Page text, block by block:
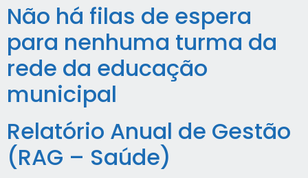
Não há filas de espera
para nenhuma turma da
rede da educação
municipal
Relatório Anual de Gestão
(RAG – Saúde)